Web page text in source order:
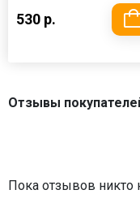
530 р.
Отзывы
Пока отзывов никто